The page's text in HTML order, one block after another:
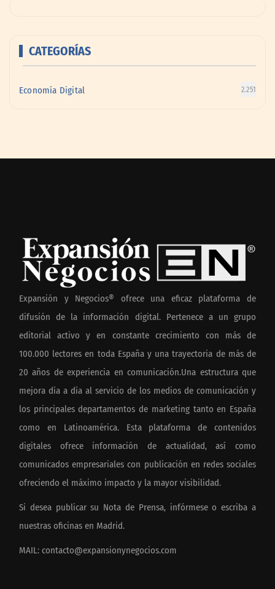
CATEGORÍAS
Economía Digital 2.251
Expansión y Negocios® ofrece una eficaz plataforma de
difusión de la información digital. Pertenece a un grupo
editorial activo y en constante crecimiento con más de
100.000 lectores en toda España y una trayectoria de más de
20 años de experiencia en comunicación.Una estructura que
mejora día a día al servicio de los medios de comunicación y
los principales departamentos de marketing tanto en España
como en Latinoamérica. Esta plataforma de contenidos
digitales ofrece información de actualidad, así como
comunicados empresariales con publicación en redes sociales
ofreciendo el máximo impacto y la mayor visibilidad.
Si desea publicar su Nota de Prensa, infórmese o escriba a
nuestras oficinas en Madrid.
MAIL: contacto@expansionynegocios.com